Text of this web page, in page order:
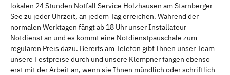
lokalen 24 Stunden Notfall Service Holzhausen am Starnberger
See zu jeder Uhrzeit, an jedem Tag erreichen. Während der
normalen Werktagen fängt ab 18 Uhr unser Installateur
Notdienst an und es kommt eine Notdienstpauschale zum
regulären Preis dazu. Bereits am Telefon gibt Ihnen unser Team
unsere Festpreise durch und unsere Klempner fangen ebenso
erst mit der Arbeit an, wenn sie Ihnen mündlich oder schriftlich